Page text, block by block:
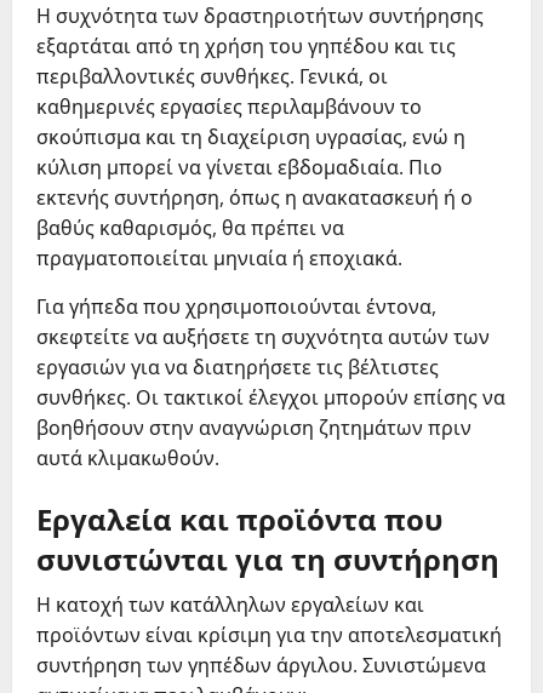
Η συχνότητα των δραστηριοτήτων συντήρησης
εξαρτάται από τη χρήση του γηπέδου και τις
περιβαλλοντικές συνθήκες. Γενικά, οι
καθημερινές εργασίες περιλαμβάνουν το
σκούπισμα και τη διαχείριση υγρασίας, ενώ η
κύλιση μπορεί να γίνεται εβδομαδιαία. Πιο
εκτενής συντήρηση, όπως η ανακατασκευή ή ο
βαθύς καθαρισμός, θα πρέπει να
πραγματοποιείται μηνιαία ή εποχιακά.
Για γήπεδα που χρησιμοποιούνται έντονα,
σκεφτείτε να αυξήσετε τη συχνότητα αυτών των
εργασιών για να διατηρήσετε τις βέλτιστες
συνθήκες. Οι τακτικοί έλεγχοι μπορούν επίσης να
βοηθήσουν στην αναγνώριση ζητημάτων πριν
αυτά κλιμακωθούν.
Εργαλεία και προϊόντα που
συνιστώνται για τη συντήρηση
Η κατοχή των κατάλληλων εργαλείων και
προϊόντων είναι κρίσιμη για την αποτελεσματική
συντήρηση των γηπέδων άργιλου. Συνιστώμενα